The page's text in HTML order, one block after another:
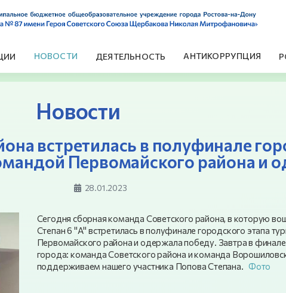
НОВОСТИ ДЕЯТЕЛЬНОСТЬ АНТИКОРРУПЦИЯ
Новости
встретилась в полуфинале
Первомайского района и
28.01.2023
Сегодня сборная команда Советского района, в которую
Степан 6 "А" встретилась в полуфинале городского этапа
Первомайского района и одержала победу. Завтра в
города: команда Советского района и команда
поддерживаем нашего участника Попова Степана. Фото